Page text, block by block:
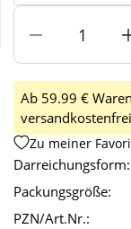
Wellness
Ab 59.99 €
Zu meiner
Darreichungsform:
Packungsgröße:
PZN/Art.Nr.: